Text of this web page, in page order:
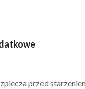
przed